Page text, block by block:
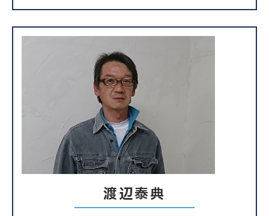
渡辺泰典